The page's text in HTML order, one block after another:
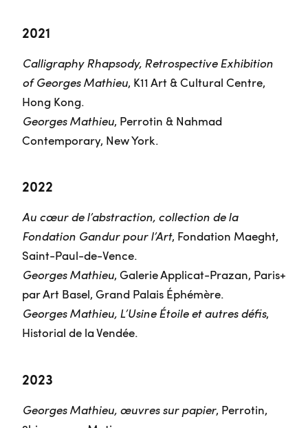
2021
Calligraphy Rhapsody, Retrospective Exhibition
of Georges Mathieu, K11 Art & Cultural Centre,
Hong Kong.
Georges Mathieu, Perrotin & Nahmad
Contemporary, New York.
2022
Au cœur de l’abstraction, collection de la
Fondation Gandur pour l’Art, Fondation Maeght,
Saint-Paul-de-Vence.
Georges Mathieu, Galerie Applicat-Prazan, Paris+
par Art Basel, Grand Palais Éphémère.
Georges Mathieu, L’Usine Étoile et autres défis,
Historial de la Vendée.
2023
Georges Mathieu, œuvres sur papier, Perrotin,